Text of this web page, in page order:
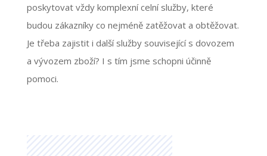
poskytovat vždy komplexní celní služby, které
budou zákazníky co nejméně zatěžovat a obtěžovat.
Je třeba zajistit i další služby související s dovozem
a vývozem zboží? I s tím jsme schopni účinně
pomoci.